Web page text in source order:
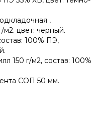
,
м2. цвет: черный.
100% ПЭ,
150 г/м2, состав: 100%
СОП 50 мм.